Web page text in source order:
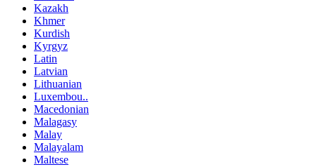
Kazakh
Khmer
Kurdish
Kyrgyz
Latin
Latvian
Lithuanian
Luxembou..
Macedonian
Malagasy
Malay
Malayalam
Maltese